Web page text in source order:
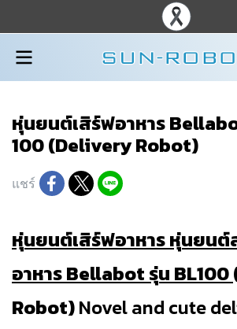
หุ่นยนต์เสิร์ฟอาหาร
100 (Delivery Robot)
แชร์
หุ่นยนต์เสิร์ฟอาหาร หุ่นยนต์
อาหาร Bellabot รุ่น BL100
Robot)Novel and cute